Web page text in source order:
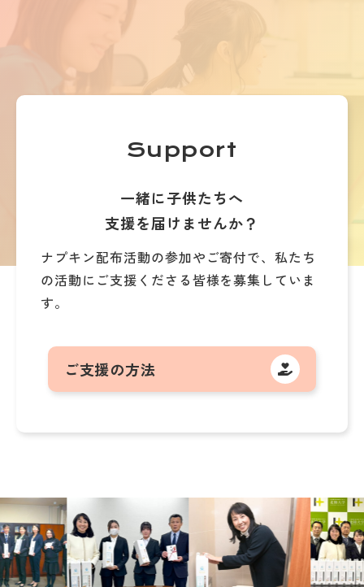
Support
一緒に子供たちへ
支援を届けませんか？
ナプキン配布活動の参加やご寄付で、私たち
の活動にご支援くださる皆様を募集していま
す。
ご支援の方法